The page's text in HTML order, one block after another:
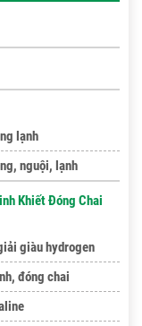
lạnh
nguội, lạnh
Khiết Đóng Chai
giàu hydrogen
đóng chai